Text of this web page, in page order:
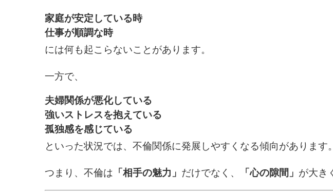
家庭が安定している時
仕事が順調な時
には何も起こらないことがあります。
一方で、
夫婦関係が悪化している
強いストレスを抱えている
孤独感を感じている
といった状況では、不倫関係に発展しやすくなる傾向があります。
つまり、不倫は 「相手の魅力」 だけでなく、 「心の隙間」 が大き